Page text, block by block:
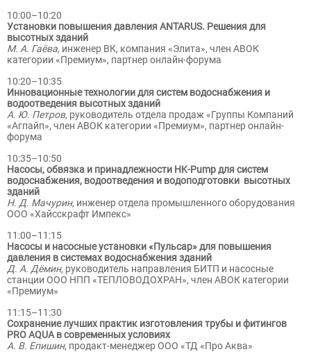
10:00–10:20
Установки повышения давления ANTARUS. Решения для
высотных зданий
М. А. Гаёва, инженер ВК, компания «Элита», член АВОК
категории «Премиум», партнер онлайн-форума
10:20–10:35
Инновационные технологии для систем водоснабжения и
водоотведения высотных зданий
А. Ю. Петров, руководитель отдела продаж «Группы Компаний
«Агпайп», член АВОК категории «Премиум», партнер онлайн-
форума
10:35–10:50
Насосы, обвязка и принадлежности HK-Pump для систем
водоснабжения, водоотведения и водоподготовки высотных
зданий
Н. Д. Мачурин, инженер отдела промышленного оборудования
ООО «Хайсскрафт Импекс»
11:00–11:15
Насосы и насосные установки «Пульсар» для повышения
давления в системах водоснабжения зданий
Д. А. Дёмин, руководитель направления БИТП и насосные
станции ООО НПП «ТЕПЛОВОДОХРАН», член АВОК категории
«Премиум»
11:15–11:30
Сохранение лучших практик изготовления трубы и фитингов
PRO AQUA в современных условиях
А. В. Епишин, продакт-менеджер ООО «ТД «Про Аква»